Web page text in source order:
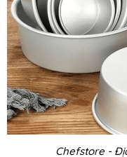
Chefstore -